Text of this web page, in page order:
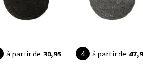
à partir de 30,95 à partir de